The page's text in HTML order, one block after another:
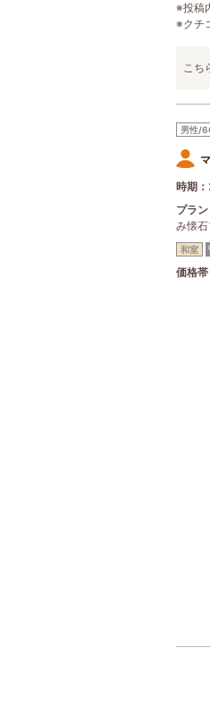
※投稿
※クチ
こち
男性/
時期
プラン
み懐石
和室
価格帯